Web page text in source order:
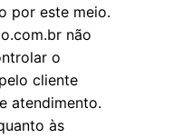
por este meio.
não
o
cliente
atendimento.
às